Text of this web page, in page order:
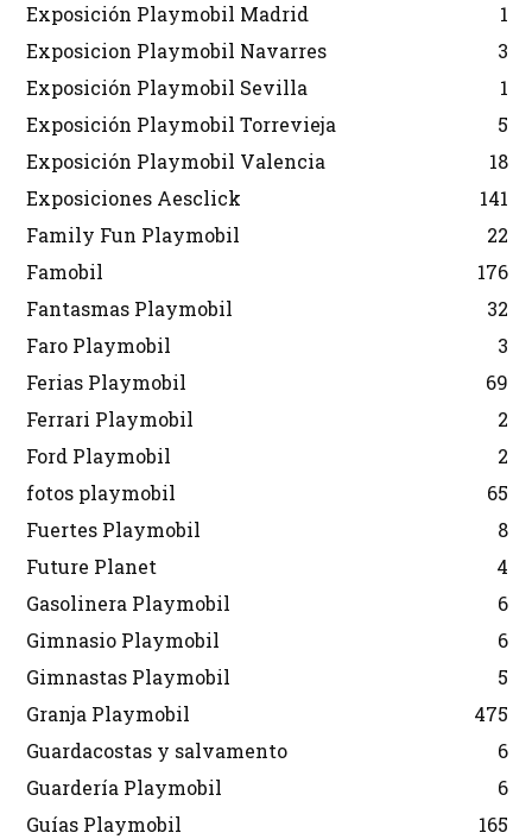
Exposición Playmobil Madrid
1
Exposicion Playmobil Navarres
3
Exposición Playmobil Sevilla
1
Exposición Playmobil Torrevieja
5
Exposición Playmobil Valencia
18
Exposiciones Aesclick
141
Family Fun Playmobil
22
Famobil
176
Fantasmas Playmobil
32
Faro Playmobil
3
Ferias Playmobil
69
Ferrari Playmobil
2
Ford Playmobil
2
fotos playmobil
65
Fuertes Playmobil
8
Future Planet
4
Gasolinera Playmobil
6
Gimnasio Playmobil
6
Gimnastas Playmobil
5
Granja Playmobil
475
Guardacostas y salvamento
6
Guardería Playmobil
6
Guías Playmobil
165